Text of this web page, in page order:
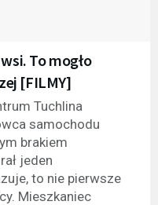
To mogło
[FILMY]
Tuchlina
samochodu
brakiem
jeden
to nie pierwsze
Mieszkaniec